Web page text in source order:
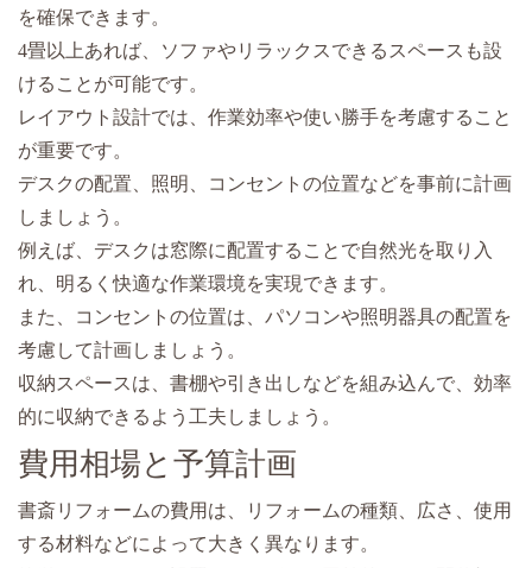
を確保できます。
4畳以上あれば、ソファやリラックスできるスペースも設
けることが可能です。
レイアウト設計では、作業効率や使い勝手を考慮すること
が重要です。
デスクの配置、照明、コンセントの位置などを事前に計画
しましょう。
例えば、デスクは窓際に配置することで自然光を取り入
れ、明るく快適な作業環境を実現できます。
また、コンセントの位置は、パソコンや照明器具の配置を
考慮して計画しましょう。
収納スペースは、書棚や引き出しなどを組み込んで、効率
的に収納できるよう工夫しましょう。
費用相場と予算計画
書斎リフォームの費用は、リフォームの種類、広さ、使用
する材料などによって大きく異なります。